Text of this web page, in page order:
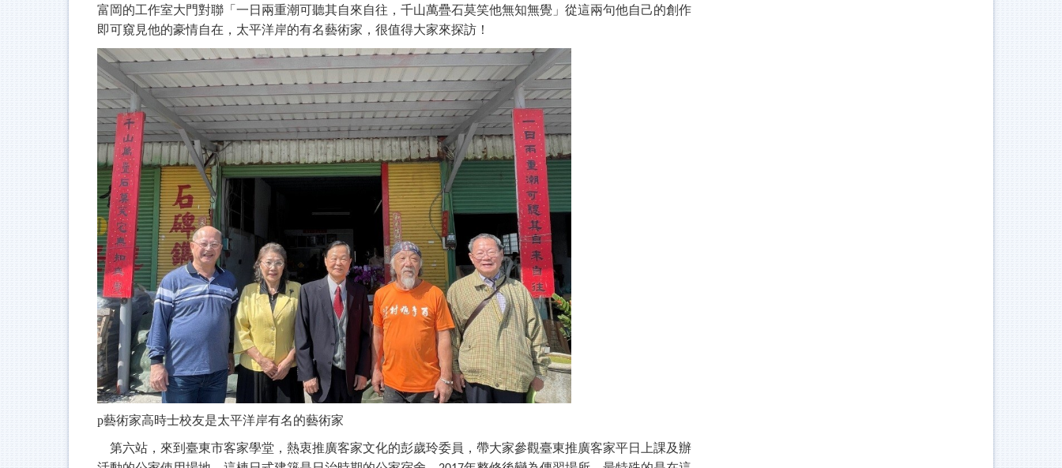
富岡的工作室大門對聯 「一日兩重潮可聽其自來自往，千山萬疊石莫笑他無知無覺」從這兩句他自己的創作
即可窺見他的豪情自在， 太平洋岸的有名藝術家，很值得大家來探訪！
p藝術家高時士校友是太平洋岸有名的藝術家
第六站，來到臺東市客家學堂，熱衷推廣客家文化的彭歲玲委員，帶大家參觀臺東推廣客家平日上課及辦